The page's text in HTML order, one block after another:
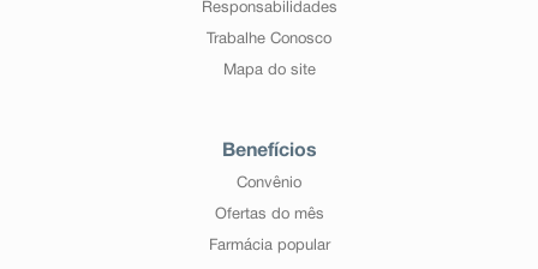
Responsabilidades
Trabalhe Conosco
Mapa do site
Benefícios
Convênio
Ofertas do mês
Farmácia popular